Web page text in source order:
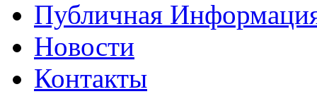
Публичная
Hовости
Контакты